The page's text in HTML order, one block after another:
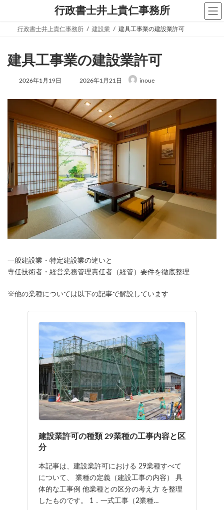
行政書士井上貴仁事務所
行政書士井上貴仁事務所 建設業 建具工事業の建設業許可
建具工事業の建設業許可
2026年1月19日
最
新
日
時
2026年1月21日 inoue
一般建設業・特定建設業の違いと
専任技術者・経営業務管理責任者（経管）要件を徹底整理
※他の業種については以下の記事で解説しています
建設業許可の種類 29業種の工事内容と区
分
本記事は、建設業許可における 29業種すべて
について、 業種の定義（建設工事の内容） 具
体的な工事例 他業種との区分の考え方 を整理
したものです。 1．一式工事（2業種…